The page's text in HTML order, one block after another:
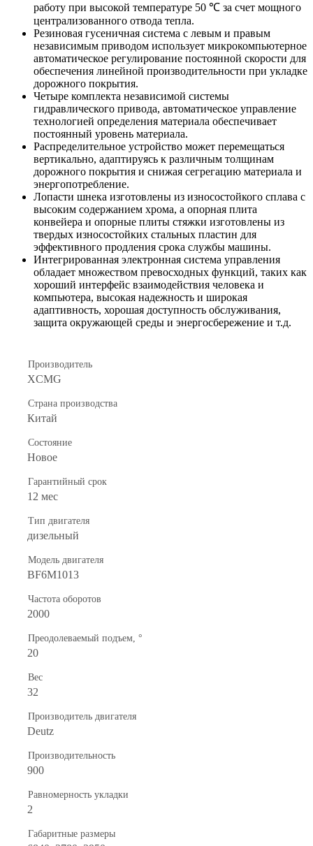
работу при высокой температуре 50 ℃ за счет мощного
централизованного отвода тепла.
Резиновая гусеничная система с левым и правым
независимым приводом использует микрокомпьютерное
автоматическое регулирование постоянной скорости для
обеспечения линейной производительности при укладке
дорожного покрытия.
Четыре комплекта независимой системы
гидравлического привода, автоматическое управление
технологией определения материала обеспечивает
постоянный уровень материала.
Распределительное устройство может перемещаться
вертикально, адаптируясь к различным толщинам
дорожного покрытия и снижая сегрегацию материала и
энергопотребление.
Лопасти шнека изготовлены из износостойкого сплава с
высоким содержанием хрома, а опорная плита
конвейера и опорные плиты стяжки изготовлены из
твердых износостойких стальных пластин для
эффективного продления срока службы машины.
Интегрированная электронная система управления
обладает множеством превосходных функций, таких как
хороший интерфейс взаимодействия человека и
компьютера, высокая надежность и широкая
адаптивность, хорошая доступность обслуживания,
защита окружающей среды и энергосбережение и т.д.
Производитель
XCMG
Страна производства
Китай
Состояние
Новое
Гарантийный срок
12 мес
Тип двигателя
дизельный
Модель двигателя
BF6M1013
Частота оборотов
2000
Преодолеваемый подъем, °
20
Вес
32
Производитель двигателя
Deutz
Производительность
900
Равномерность укладки
2
Габаритные размеры